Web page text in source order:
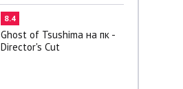
8.4
Ghost of Tsushima на пк -
Director's Cut